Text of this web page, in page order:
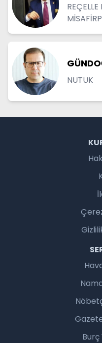
NUTUK
Burç